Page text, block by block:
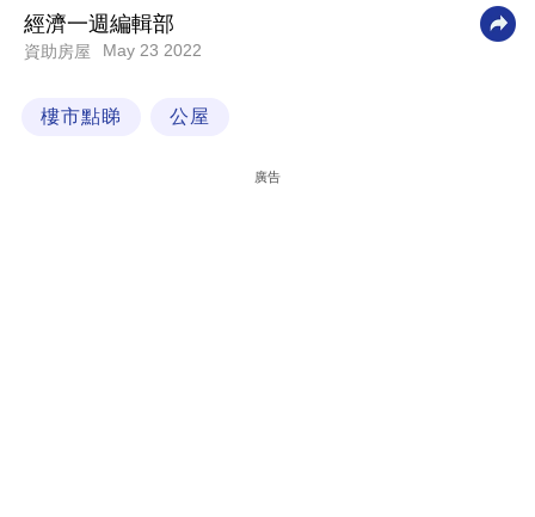
科
技
經濟一週編輯部
資助房屋 May 23 2022
樓市點睇 公屋
廣告